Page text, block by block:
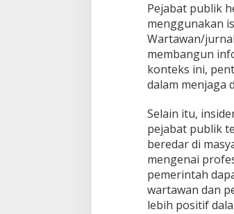
Pejabat publik
menggunakan
Wartawan/
membangun
konteks ini,
dalam menjaga
Selain itu,
pejabat publik
beredar di
mengenai
pemerintah
wartawan dan
lebih positif